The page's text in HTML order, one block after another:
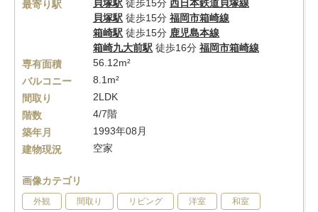
最寄り駅
貝塚駅 徒歩15分 西日本鉄道貝塚線
貝塚駅 徒歩15分 福岡市箱崎線
箱崎駅 徒歩15分 鹿児島本線
箱崎九大前駅 徒歩16分 福岡市箱崎線
専有面積
56.12m²
バルコニー
8.1m²
間取り
2LDK
階数
4/7階
築年月
1993年08月
建物現況
空家
画像カテゴリ
外観 間取り リビング 洋室 和室